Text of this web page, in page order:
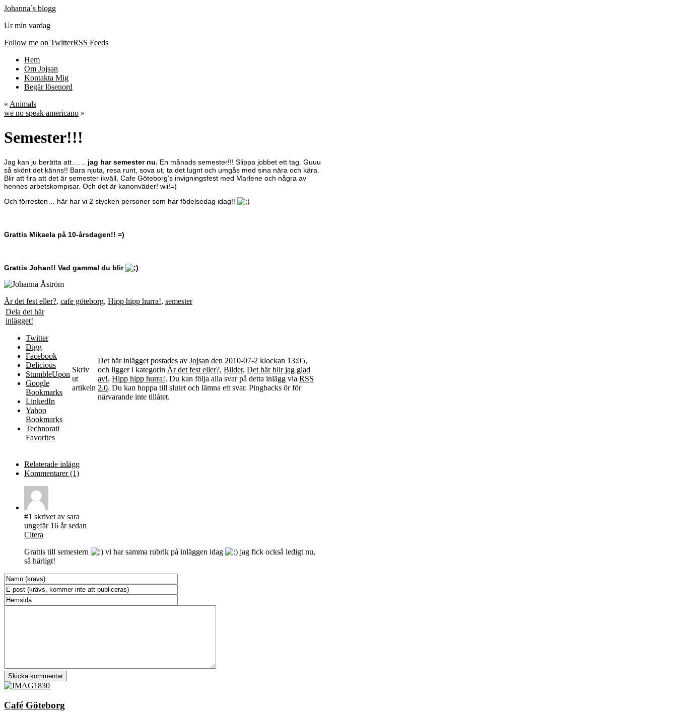
Johanna´s blogg
Ur min vardag
Follow me on TwitterRSS Feeds
Hem
Om Jojsan
Kontakta Mig
Begär lösenord
« Animals
we no speak americano »
Semester!!!
Jag kan ju berätta att…… jag har semester nu. En månads semester!!! Slippa jobbet ett tag. Guuu
så skönt det känns!! Bara njuta, resa runt, sova ut, ta det lugnt och umgås med sina nära och kära.
Blir att fira att det är semester ikväll, Cafe Göteborg’s invigningsfest med Marlene och några av
hennes arbetskompisar. Och det är kanonväder! wii!=)
Och förresten… här har vi 2 stycken personer som har födelsedag idag!!
Grattis Mikaela på 10-årsdagen!! =)
Grattis Johan!! Vad gammal du blir
Är det fest eller?, cafe göteborg, Hipp hipp hurra!, semester
Dela det här
inlägget!
Twitter
Digg
Facebook
Delicious
StumbleUpon
Google
Bookmarks
LinkedIn
Yahoo
Bookmarks
Technorati
Favorites
Skriv
ut
artikeln
Det här inlägget postades av Jojsan den 2010-07-2 klockan 13:05,
och ligger i kategorin Är det fest eller?, Bilder, Det här blir jag glad
av!, Hipp hipp hurra!. Du kan följa alla svar på detta inlägg via RSS
2.0. Du kan hoppa till slutet och lämna ett svar. Pingbacks ör för
närvarande inte tillåtet.
Relaterade inlägg
Kommentarer (1)
#1 skrivet av sara
ungefär 16 år sedan
Citera
Grattis till semestern
vi har samma rubrik på inläggen idag
jag fick också ledigt nu,
så härligt!
Café Göteborg